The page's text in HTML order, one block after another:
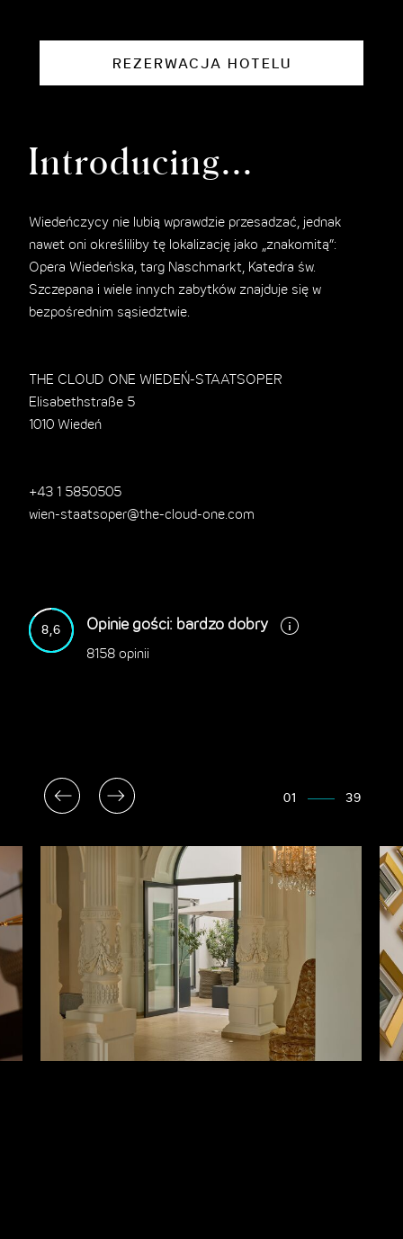
REZERWACJA HOTELU
Introducing...
Wiedeńczycy nie lubią wprawdzie przesadzać, jednak
nawet oni określiliby tę lokalizację jako „znakomitą”:
Opera Wiedeńska, targ Naschmarkt, Katedra św.
Szczepana i wiele innych zabytków znajduje się w
bezpośrednim sąsiedztwie.
THE CLOUD ONE WIEDEŃ-STAATSOPER
Elisabethstraße 5
1010 Wiedeń
+43 1 5850505
wien-staatsoper@the-cloud-one.com
8,6 Opinie gości: bardzo dobry
8158 opinii
01 39